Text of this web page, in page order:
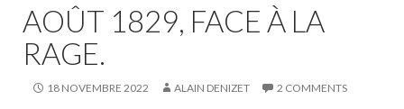
AOÛT 1829, FACE À LA
RAGE.
18 NOVEMBRE 2022 ALAIN DENIZET 2 COMMENTS